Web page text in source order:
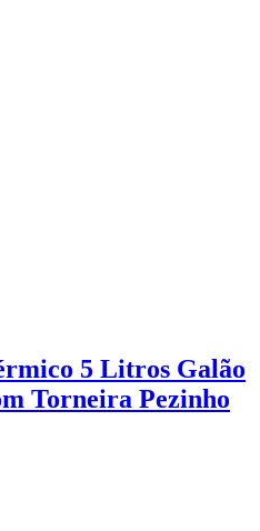
5 Litros Galão
Torneira Pezinho